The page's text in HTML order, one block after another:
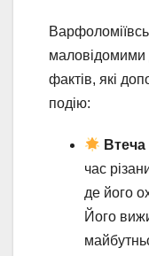
маловідомими
фактів, які
подію:
час
де його
Його